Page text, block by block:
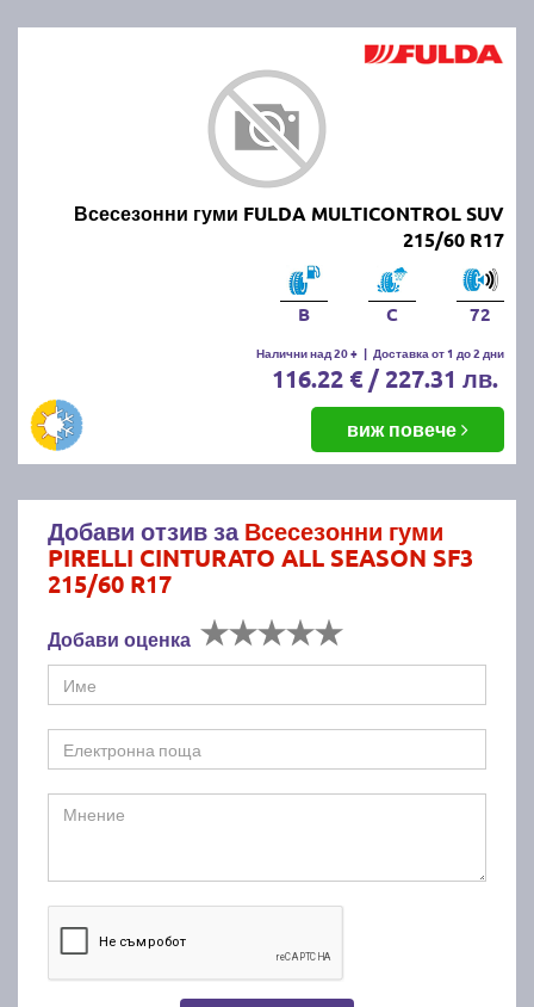
Всесезонни гуми FULDA MULTICONTROL SUV
215/60 R17
B C 72
Налични над 20 + | Доставка от 1 до 2 дни
116.22 € / 227.31 лв.
виж повече
Добави отзив заВсесезонни гуми
PIRELLI CINTURATO ALL SEASON SF3
215/60 R17
Добави оценка